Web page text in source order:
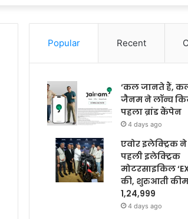
Popular Recent
‘कल जानते हैं,
जैनम ने लॉन्च
पहला ब्रांड कैंपेन
4 days ago
एवोर इलेक्ट्रिक
पहली इलेक्ट्रिक
मोटरसाइकिल
की, शुरुआती
1,24,999
4 days ago